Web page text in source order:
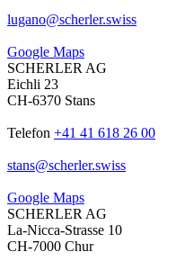
lugano@scherler.swiss
Google Maps
SCHERLER AG
Eichli 23
CH-6370 Stans
Telefon +41 41 618 26 00
stans@scherler.swiss
Google Maps
SCHERLER AG
La-Nicca-Strasse 10
CH-7000 Chur